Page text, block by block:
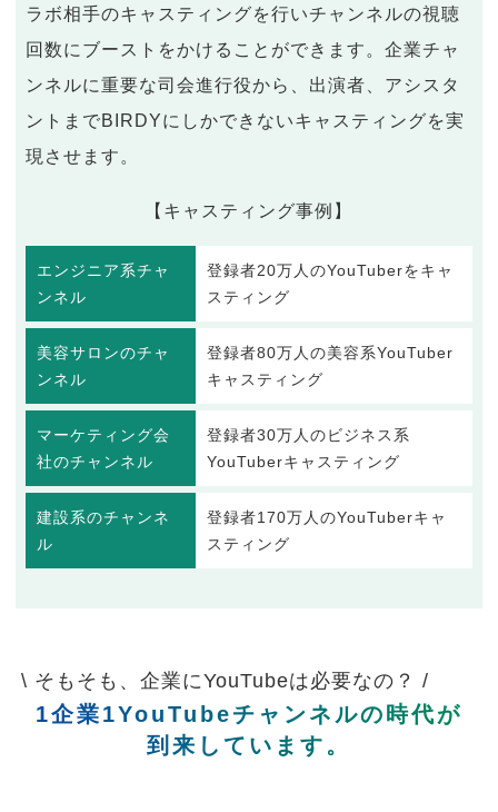
ラボ相手のキャスティングを行いチャンネルの視聴
回数にブーストをかけることができます。企業チャ
ンネルに重要な司会進行役から、出演者、アシスタ
ントまでBIRDYにしかできないキャスティングを実
現させます。
【キャスティング事例】
エンジニア系チャ
ンネル
登録者20万人のYouTuberをキャ
スティング
美容サロンのチャ
ンネル
登録者80万人の美容系YouTuber
キャスティング
マーケティング会
社のチャンネル
登録者30万人のビジネス系
YouTuberキャスティング
建設系のチャンネ
ル
登録者170万人のYouTuberキャ
スティング
\ そもそも、企業にYouTubeは必要なの？ /
1企業1YouTubeチャンネルの時代が
到来しています。